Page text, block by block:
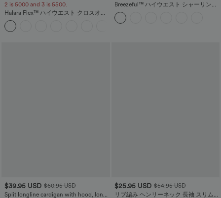
2 is 5000 and 3 is 5500.
Halara Flex™ ハイウエスト クロスオー
バー ポケット ウォッシュ加工 ストレッ
チニット カジュアル フレア ジーンズ
Breezeful™ ハイウエスト シャーリング
タイ フロント&amp;バック プリーツ ワ
イドレッグ ゆったり 速乾 カジュアルパ
ンツ
$39.95 USD $60.95 USD
Split longline cardigan with hood, long
$25.95 USD $54.95 USD
リブ編み ヘンリーネック 長袖 スリム